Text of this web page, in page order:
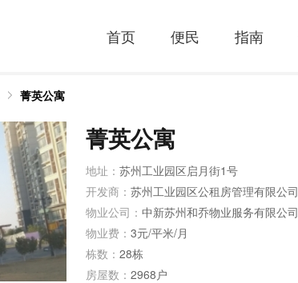
首页 便民 指南
菁英公寓
菁英公寓
地址： 苏州工业园区启月街1号
开发商： 苏州工业园区公租房管理有限公司
物业公司： 中新苏州和乔物业服务有限公司
物业费： 3元/平米/月
栋数： 28栋
房屋数： 2968户